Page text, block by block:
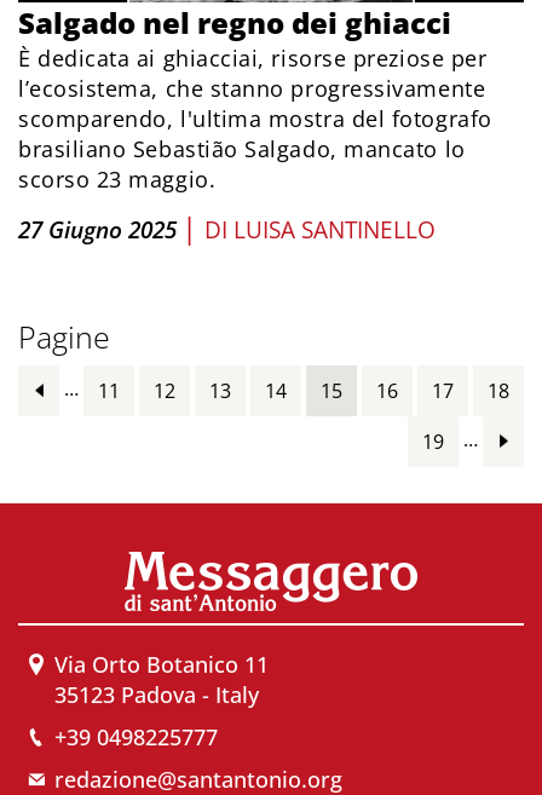
Salgado nel regno dei ghiacci
È dedicata ai ghiacciai, risorse preziose per
l’ecosistema, che stanno progressivamente
scomparendo, l'ultima mostra del fotografo
brasiliano Sebastião Salgado, mancato lo
scorso 23 maggio.
27 Giugno 2025 | DI LUISA SANTINELLO
Pagine
… 11 12 13 14 15 16 17
18
19
…
Via Orto Botanico 11
35123 Padova - Italy
+39 0498225777
redazione@santantonio.org